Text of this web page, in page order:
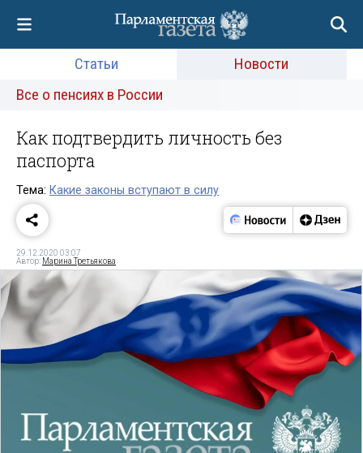
Статьи
Новости
Все о пенсиях в России
Как подтвердить личность без
паспорта
Тема: Какие законы вступают в силу
29.12.2020 03:07
Автор: Марина Третьякова